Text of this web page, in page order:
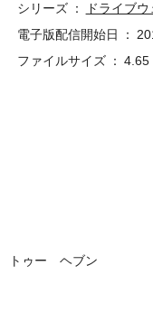
トゥー ヘブン
シリーズ
ドライブ
電子版配信開始日
ファイルサイズ
4.65